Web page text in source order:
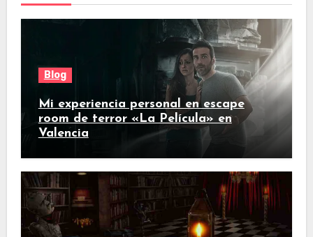
Blog
Mi experiencia personal en escape
room de terror «La Película» en
Valencia